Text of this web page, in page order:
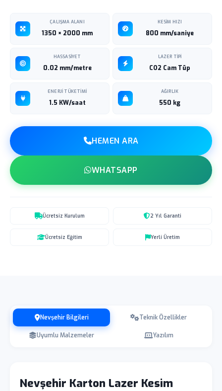
ÇALIŞMA ALANI
1350 × 2000 mm
KESIM HIZI
800 mm/saniye
HASSASIYET
0.02 mm/metre
LAZER TIPI
CO2 Cam Tüp
ENERJI TÜKETIMI
1.5 KW/saat
AĞIRLIK
550 kg
HEMEN ARA
WHATSAPP
Ücretsiz Kurulum 2 Yıl Garanti
Ücretsiz Eğitim Yerli Üretim
Nevşehir Bilgileri Teknik Özellikler
Uyumlu Malzemeler Yazılım
Nevşehir Karton Lazer Kesim